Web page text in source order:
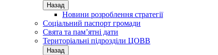
Назад
Новини розроблення стратегії
Соціальний паспорт громади
Свята та пам’ятні дати
Територіальні підрозділи ЦОВВ
Назад